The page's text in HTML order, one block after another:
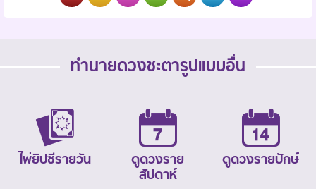
ทำนายดวงชะตารูปแบบอื่น
ไพ่ยิปซีรายวัน
ดูดวงราย
สัปดาห์
ดูดวงรายปักษ์